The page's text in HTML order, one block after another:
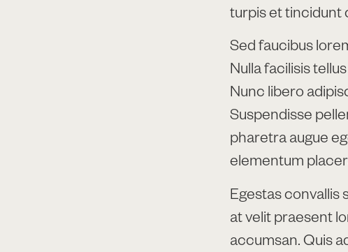
turpis et tincidunt
Sed faucibus
Nulla facilisis
Nunc libero
Suspendisse
pharetra augue
elementum
Egestas convallis
at velit praesent
accumsan. Quis